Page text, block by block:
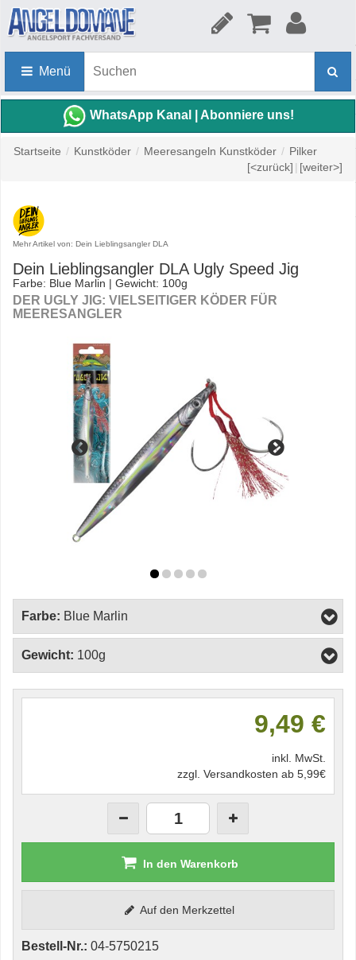
Menü
WhatsApp Kanal | Abonniere uns!
Startseite / Kunstköder / Meeresangeln Kunstköder / Pilker
[<zurück] | [weiter>]
Mehr Artikel von: Dein Lieblingsangler DLA
Dein Lieblingsangler DLA Ugly Speed Jig
Farbe: Blue Marlin | Gewicht: 100g
DER UGLY JIG: VIELSEITIGER KÖDER FÜR
MEERESANGLER
Farbe: Blue Marlin
Gewicht: 100g
9,49 €
inkl. MwSt.
zzgl. Versandkosten ab 5,99€
In den Warenkorb
Auf den Merkzettel
Bestell-Nr.: 04-5750215